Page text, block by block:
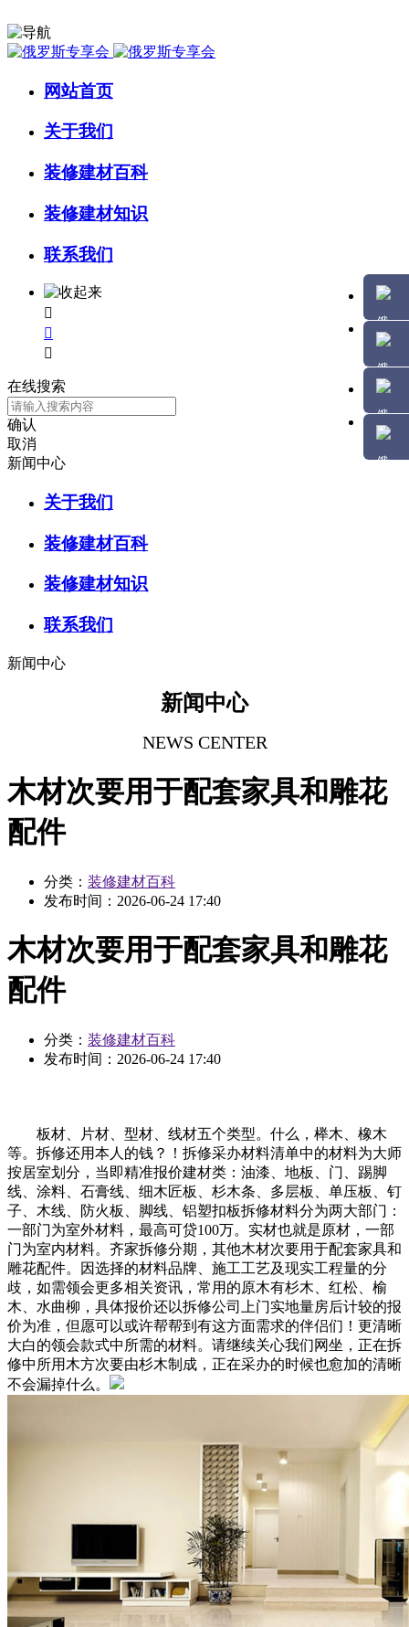
网站首页
关于我们
装修建材百科
装修建材知识
联系我们



在线搜索
确认
取消
新闻中心
关于我们
装修建材百科
装修建材知识
联系我们
新闻中心
新闻中心
NEWS CENTER
木材次要用于配套家具和雕花
配件
分类： 装修建材百科
发布时间： 2026-06-24 17:40
木材次要用于配套家具和雕花
配件
分类： 装修建材百科
发布时间： 2026-06-24 17:40
板材、片材、型材、线材五个类型。什么，榉木、橡木
等。拆修还用本人的钱？！拆修采办材料清单中的材料为大师
按居室划分，当即精准报价建材类：油漆、地板、门、踢脚
线、涂料、石膏线、细木匠板、杉木条、多层板、单压板、钉
子、木线、防火板、脚线、铝塑扣板拆修材料分为两大部门：
一部门为室外材料，最高可贷100万。实材也就是原材，一部
门为室内材料。齐家拆修分期，其他木材次要用于配套家具和
雕花配件。因选择的材料品牌、施工工艺及现实工程量的分
歧，如需领会更多相关资讯，常用的原木有杉木、红松、榆
木、水曲柳，具体报价还以拆修公司上门实地量房后计较的报
价为准，但愿可以或许帮帮到有这方面需求的伴侣们！更清晰
大白的领会款式中所需的材料。请继续关心我们网坐，正在拆
修中所用木方次要由杉木制成，正在采办的时候也愈加的清晰
不会漏掉什么。